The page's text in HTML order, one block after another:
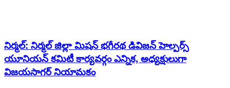
నిర్మల్: నిర్మల్ జిల్లా మిషన్ భగీరథ డివిజన్ హెల్పర్స్
యూనియన్ కమిటీ కార్యవర్గం ఎన్నిక, అధ్యక్షులుగా
విజయసాగర్ నియామకం